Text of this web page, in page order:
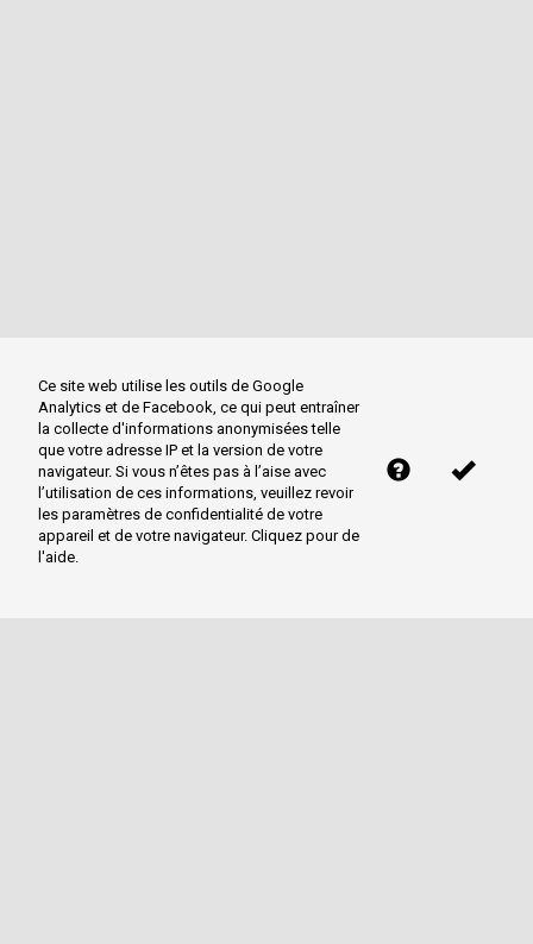
Ce site web utilise les outils de Google
Analytics et de Facebook, ce qui peut entraîner
la collecte d'informations anonymisées telle
que votre adresse IP et la version de votre
navigateur. Si vous n’êtes pas à l’aise avec
l’utilisation de ces informations, veuillez revoir
les paramètres de confidentialité de votre
appareil et de votre navigateur. Cliquez pour de
l'aide.